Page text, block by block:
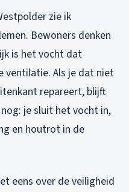
zie ik
Bewoners denken
is het vocht dat
ventilatie. Als je dat niet
repareert, blijft
je sluit het vocht in,
en houtrot in de
eens over de veiligheid